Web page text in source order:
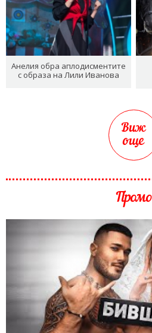
Анелия обра аплодисментите
с образа на Лили Иванова
Виж
още
Промо